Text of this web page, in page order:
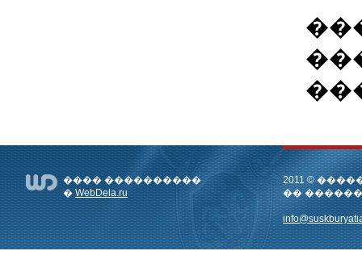
���� ����������
�WebDela.ru
2011 ©
��